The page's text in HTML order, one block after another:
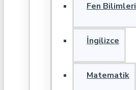
Fen Bilimleri
İngilizce
Matematik